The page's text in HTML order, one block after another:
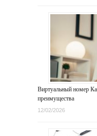
Виртуальный номер
преимущества
12/02/2026